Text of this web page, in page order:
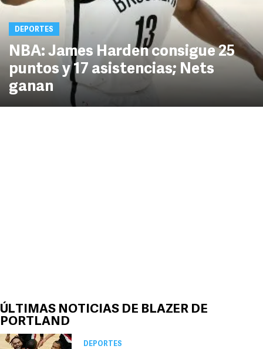
DEPORTES
NBA: James Harden consigue 25
puntos y 17 asistencias; Nets
ganan
ÚLTIMAS NOTICIAS DE BLAZER DE
PORTLAND
DEPORTES